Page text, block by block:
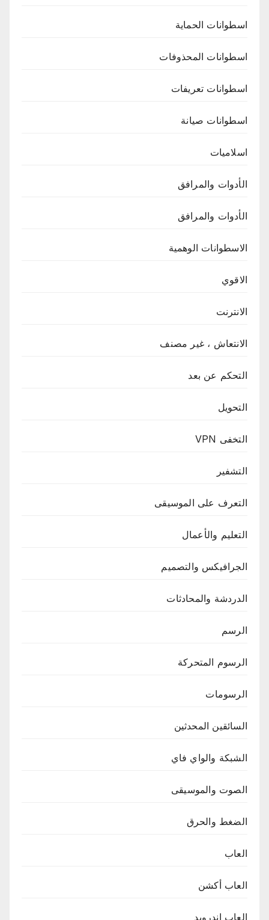
اسطوانات الحماية
اسطوانات المحذوفات
اسطوانات تعريفات
اسطوانات صيانة
اسلاميات
الأدوات والمرافق
الأدوات والمرافق
الاسطوانات الوهمية
الاقوي
الانترنت
الانتعاش ، غير مصنف
التحكم عن بعد
التحويل
التخفى VPN
التشفير
التعرف على الموسيقى
التعليم والأعمال
الجرافيكس والتصميم
الدردشة والمحادثات
الرسم
الرسوم المتحركة
الرسومات
السائقين المحدثين
الشبكة والواي فاي
الصوت والموسيقى
الضغط والحرق
العاب
العاب أكشن
العاب اندرويد